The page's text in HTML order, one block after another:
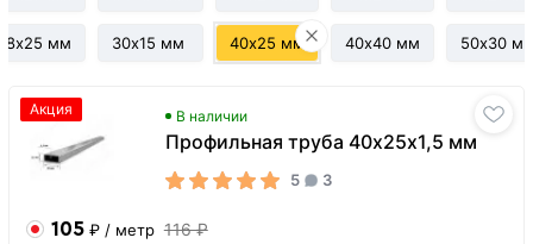
мм 30х15 мм 40х25 мм 40х40 мм 50х30
В наличии
Профильная труба 40х25х1,5 мм
5 3
Акция
105 ₽ / метр 116 ₽